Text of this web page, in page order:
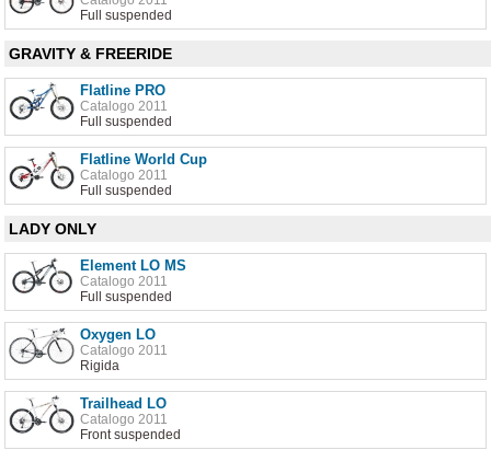
Full suspended
GRAVITY & FREERIDE
Flatline PRO
Catalogo 2011
Full suspended
Flatline World Cup
Catalogo 2011
Full suspended
LADY ONLY
Element LO MS
Catalogo 2011
Full suspended
Oxygen LO
Catalogo 2011
Rigida
Trailhead LO
Catalogo 2011
Front suspended